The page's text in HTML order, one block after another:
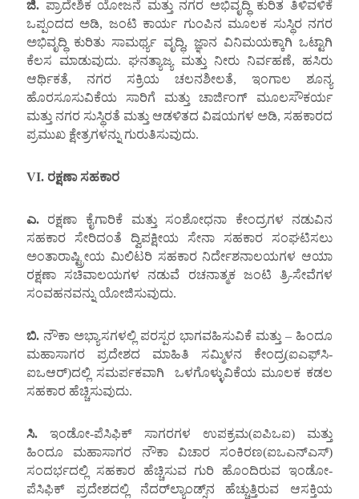
ಜಿ.ಪ್ರಾದೇಶಿಕ ಯೋಜನೆ ಮತ್ತು ನಗರ ಅಭಿವೃದ್ಧಿ ಕುರಿತ ತಿಳಿವಳಿಕೆ
ಒಪ್ಪಂದದ ಅಡಿ, ಜಂಟಿ ಕಾರ್ಯ ಗುಂಪಿನ ಮೂಲಕ ಸುಸ್ಥಿರ ನಗರ
ಅಭಿವೃದ್ಧಿ ಕುರಿತು ಸಾಮರ್ಥ್ಯ ವೃದ್ಧಿ, ಜ್ಞಾನ ವಿನಿಮಯಕ್ಕಾಗಿ ಒಟ್ಟಾಗಿ
ಕೆಲಸ ಮಾಡುವುದು. ಘನತ್ಯಾಜ್ಯ ಮತ್ತು ನೀರು ನಿರ್ವಹಣೆ, ಹಸಿರು
ಆರ್ಥಿಕತೆ, ನಗರ ಸಕ್ರಿಯ ಚಲನಶೀಲತೆ, ಇಂಗಾಲ ಶೂನ್ಯ
ಹೊರಸೂಸುವಿಕೆಯ ಸಾರಿಗೆ ಮತ್ತು ಚಾರ್ಜಿಂಗ್ ಮೂಲಸೌಕರ್ಯ
ಮತ್ತು ನಗರ ಸುಸ್ಥಿರತೆ ಮತ್ತು ಆಡಳಿತದ ವಿಷಯಗಳ ಅಡಿ, ಸಹಕಾರದ
ಪ್ರಮುಖ ಕ್ಷೇತ್ರಗಳನ್ನು ಗುರುತಿಸುವುದು.
VI. ರಕ್ಷಣಾ ಸಹಕಾರ
ಎ.ರಕ್ಷಣಾ ಕೈಗಾರಿಕೆ ಮತ್ತು ಸಂಶೋಧನಾ ಕೇಂದ್ರಗಳ ನಡುವಿನ
ಸಹಕಾರ ಸೇರಿದಂತೆ ದ್ವಿಪಕ್ಷೀಯ ಸೇನಾ ಸಹಕಾರ ಸಂಘಟಿಸಲು
ಅಂತಾರಾಷ್ಟ್ರೀಯ ಮಿಲಿಟರಿ ಸಹಕಾರ ನಿರ್ದೇಶನಾಲಯಗಳ ಆಯಾ
ರಕ್ಷಣಾ ಸಚಿವಾಲಯಗಳ ನಡುವೆ ರಚನಾತ್ಮಕ ಜಂಟಿ ತ್ರಿ-ಸೇವೆಗಳ
ಸಂವಹನವನ್ನು ಯೋಜಿಸುವುದು.
ಬಿ.ನೌಕಾ ಅಭ್ಯಾಸಗಳಲ್ಲಿ ಪರಸ್ಪರ ಭಾಗವಹಿಸುವಿಕೆ ಮತ್ತು – ಹಿಂದೂ
ಮಹಾಸಾಗರ ಪ್ರದೇಶದ ಮಾಹಿತಿ ಸಮ್ಮಿಳನ ಕೇಂದ್ರ(ಐಎಫ್‌ಸಿ-
ಐಒಆರ್)ದಲ್ಲಿ ಸಮರ್ಪಕವಾಗಿ ಒಳಗೊಳ್ಳುವಿಕೆಯ ಮೂಲಕ ಕಡಲ
ಸಹಕಾರ ಹೆಚ್ಚಿಸುವುದು.
ಸಿ.ಇಂಡೋ-ಪೆಸಿಫಿಕ್ ಸಾಗರಗಳ ಉಪಕ್ರಮ(ಐಪಿಒಐ) ಮತ್ತು
ಹಿಂದೂ ಮಹಾಸಾಗರ ನೌಕಾ ವಿಚಾರ ಸಂಕಿರಣ(ಐಒಎನ್ಎಸ್)
ಸಂದರ್ಭದಲ್ಲಿ ಸಹಕಾರ ಹೆಚ್ಚಿಸುವ ಗುರಿ ಹೊಂದಿರುವ ಇಂಡೋ-
ಪೆಸಿಫಿಕ್ ಪ್ರದೇಶದಲ್ಲಿ ನೆದರ್‌ಲ್ಯಾಂಡ್ಸ್‌ನ ಹೆಚ್ಚುತ್ತಿರುವ ಆಸಕ್ತಿಯ